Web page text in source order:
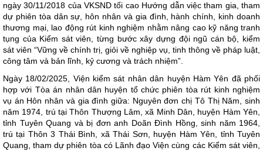
ngày 30/11/2018 của VKSND tối cao Hướng dẫn việc tham gia, tham
dự phiên tòa dân sự, hôn nhân và gia đình, hành chính, kinh doanh
thương mại, lao động rút kinh nghiệm nhằm nâng cao kỹ năng tranh
tụng của Kiểm sát viên, từng bước xây dựng đội ngũ cán bộ, kiểm
sát viên “Vững về chính trị, giỏi về nghiệp vụ, tinh thông về pháp luật,
công tâm và bản lĩnh, kỷ cương và trách nhiệm”.
Ngày 18/02/2025, Viện kiểm sát nhân dân huyện Hàm Yên đã phối
hợp với Tòa án nhân dân huyện tổ chức phiên tòa rút kinh nghiệm
vụ án Hôn nhân và gia đình giữa: Nguyên đơn chị Tô Thị Năm, sinh
năm 1974, trú tại Thôn Thượng Lâm, xã Minh Dân, huyện Hàm Yên,
tỉnh Tuyên Quang và bị đơn anh Doãn Đình Hồng, sinh năm 1964,
trú tại Thôn 3 Thái Bình, xã Thái Sơn, huyện Hàm Yên, tỉnh Tuyên
Quang, tham dự phiên tòa có Lãnh đạo Viện cùng các Kiểm sát viên,